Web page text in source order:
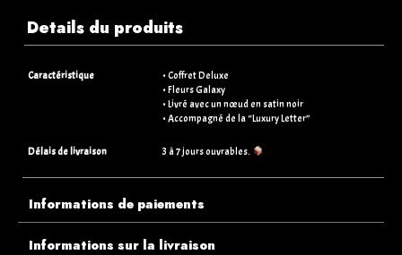
Details du produits
Caractéristique
• Coffret Deluxe
• Fleurs Galaxy
• Livré avec un nœud en satin noir
• Accompagné de la “Luxury Letter”
Délais de livraison 3 à 7 jours ouvrables.
Informations de paiements
Informations sur la livraison